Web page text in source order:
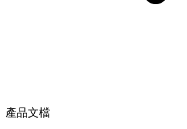
產品文檔